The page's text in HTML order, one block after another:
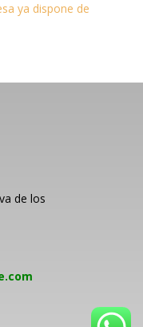
ya dispone de
de los